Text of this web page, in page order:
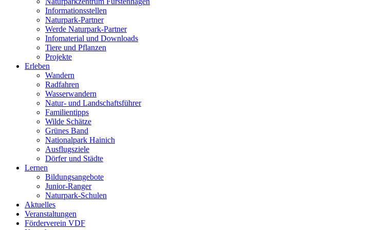
Informationsstellen
Naturpark-Partner
Werde Naturpark-Partner
Infomaterial und Downloads
Tiere und Pflanzen
Projekte
Erleben
Wandern
Radfahren
Wasserwandern
Natur- und Landschaftsführer
Familientipps
Wilde Schätze
Grünes Band
Nationalpark Hainich
Ausflugsziele
Dörfer und Städte
Lernen
Bildungsangebote
Junior-Ranger
Naturpark-Schulen
Aktuelles
Veranstaltungen
Förderverein VDF